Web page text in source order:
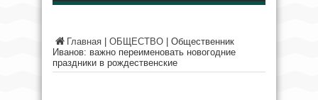
Главная ОБЩЕСТВО
Общественник
Иванов: важно переименовать новогодние
праздники в рождественские